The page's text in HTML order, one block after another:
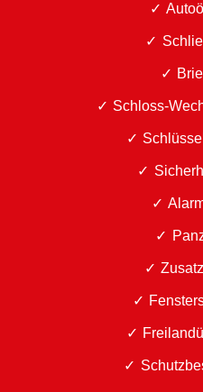
Schloss-